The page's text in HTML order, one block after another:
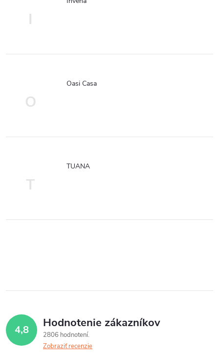
I
O
Oasi Casa
T
TUANA
4,8 Hodnotenie zákazníkov
2806 hodnotení
Zobraziť recenzie